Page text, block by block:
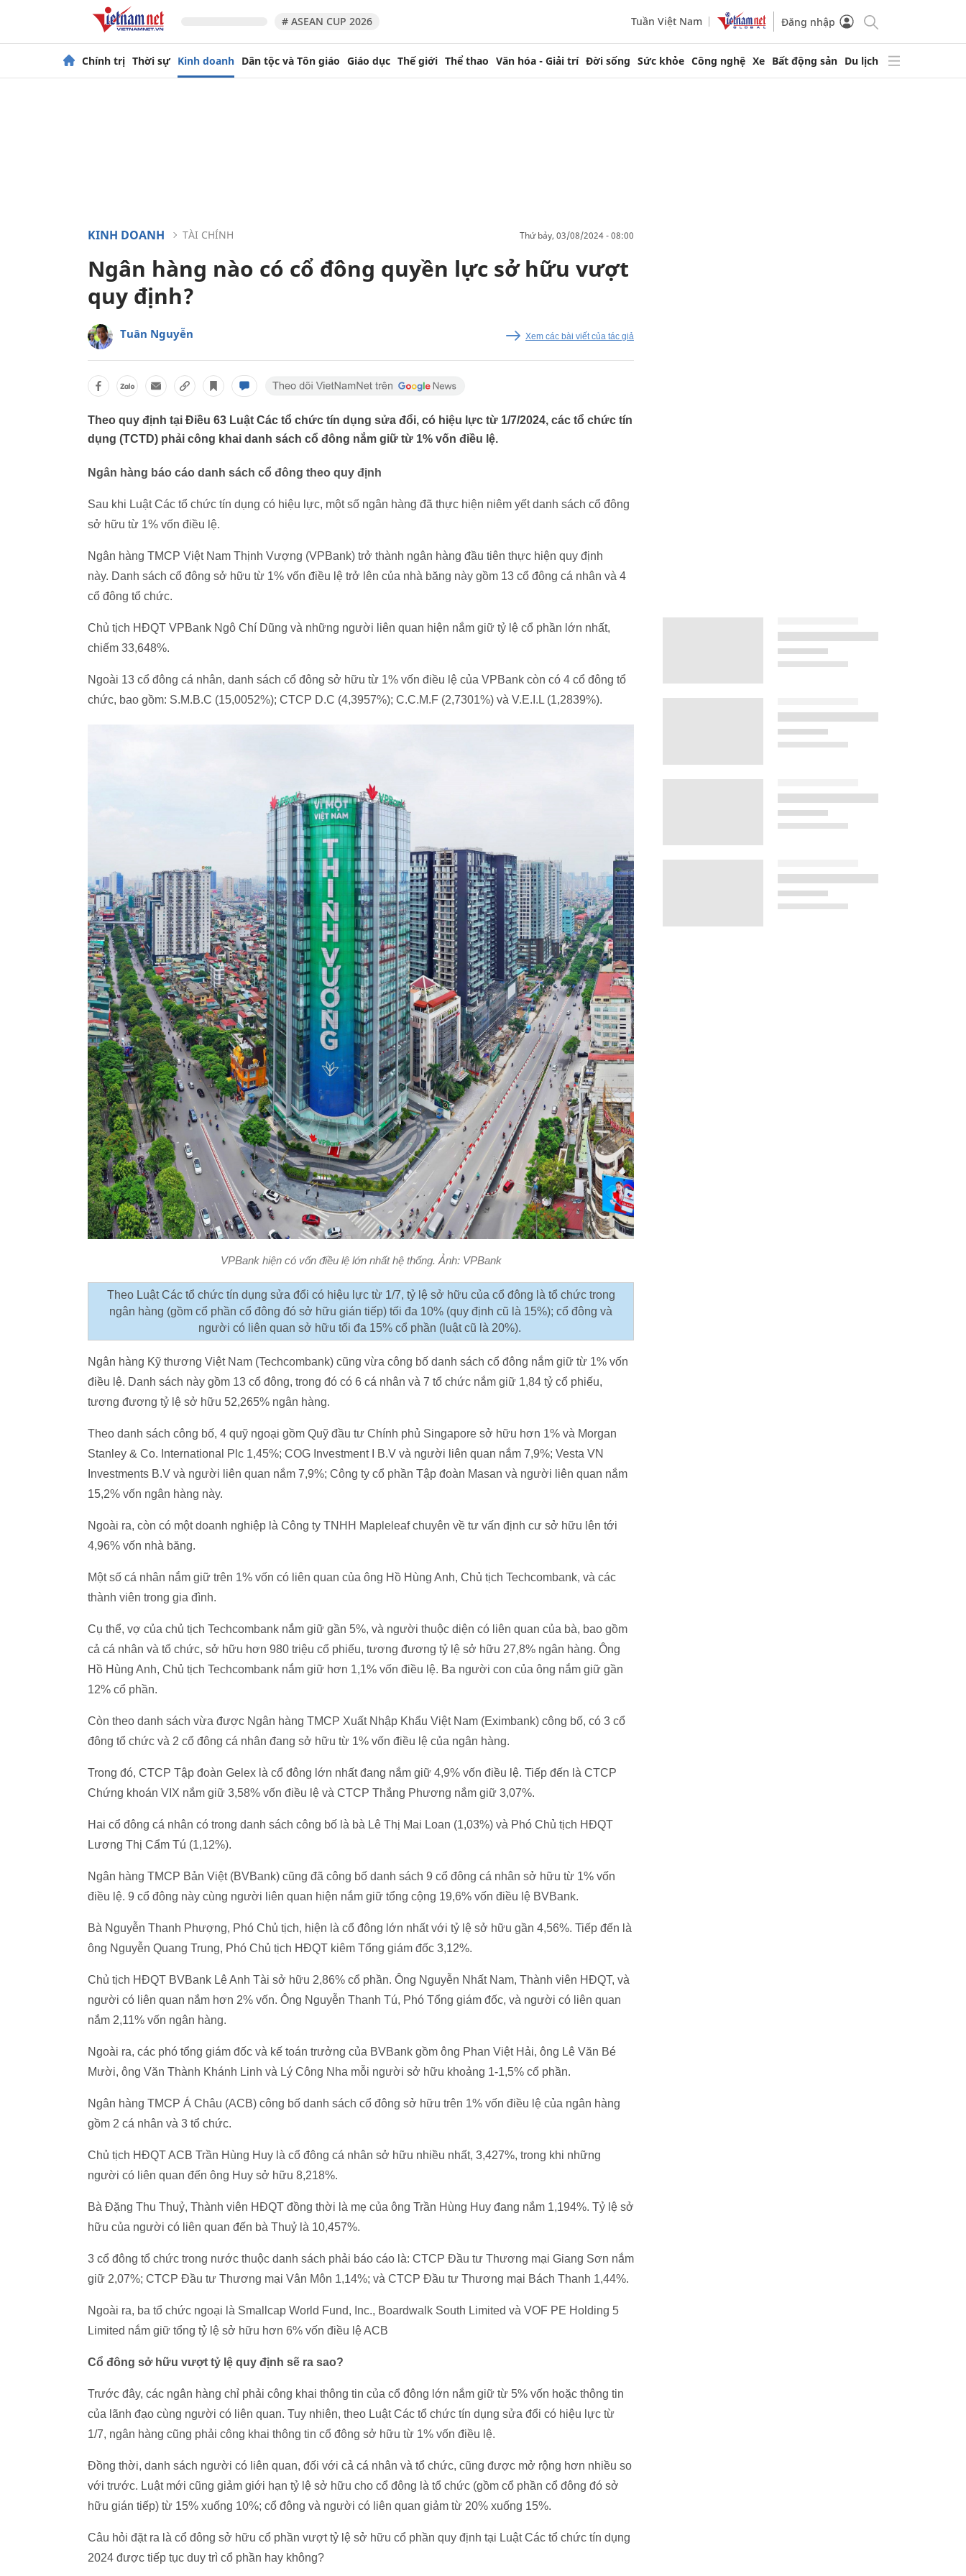
# ASEAN CUP 2026 Tuần Việt Nam Đăng nhập
Chính trị Thời sự Kinh doanh Dân tộc và Tôn giáo Giáo dục Thế giới Thể thao Văn hóa - Giải trí Đời sống Sức khỏe Công nghệ Xe Bất động sản Du lịch
KINH DOANH TÀI CHÍNH thứ bảy, 03/08/2024 - 08:00
Ngân hàng nào có cổ đông quyền lực sở hữu vượt
quy định?
Tuân Nguyễn Xem các bài viết của tác giả
Theo quy định tại Điều 63 Luật Các tổ chức tín dụng sửa đổi, có hiệu lực từ 1/7/2024, các tổ chức tín
dụng (TCTD) phải công khai danh sách cổ đông nắm giữ từ 1% vốn điều lệ.
Ngân hàng báo cáo danh sách cổ đông theo quy định
Sau khi Luật Các tổ chức tín dụng có hiệu lực, một số ngân hàng đã thực hiện niêm yết danh sách cổ đông
sở hữu từ 1% vốn điều lệ.
Ngân hàng TMCP Việt Nam Thịnh Vượng (VPBank) trở thành ngân hàng đầu tiên thực hiện quy định
này. Danh sách cổ đông sở hữu từ 1% vốn điều lệ trở lên của nhà băng này gồm 13 cổ đông cá nhân và 4
cổ đông tổ chức.
Chủ tịch HĐQT VPBank Ngô Chí Dũng và những người liên quan hiện nắm giữ tỷ lệ cổ phần lớn nhất,
chiếm 33,648%.
Ngoài 13 cổ đông cá nhân, danh sách cổ đông sở hữu từ 1% vốn điều lệ của VPBank còn có 4 cổ đông tổ
chức, bao gồm: S.M.B.C (15,0052%); CTCP D.C (4,3957%); C.C.M.F (2,7301%) và V.E.I.L (1,2839%).
VPBank hiện có vốn điều lệ lớn nhất hệ thống. Ảnh: VPBank
Theo Luật Các tổ chức tín dụng sửa đổi có hiệu lực từ 1/7, tỷ lệ sở hữu của cổ đông là tổ chức trong
ngân hàng (gồm cổ phần cổ đông đó sở hữu gián tiếp) tối đa 10% (quy định cũ là 15%); cổ đông và
người có liên quan sở hữu tối đa 15% cổ phần (luật cũ là 20%).
Ngân hàng Kỹ thương Việt Nam (Techcombank) cũng vừa công bố danh sách cổ đông nắm giữ từ 1% vốn
điều lệ. Danh sách này gồm 13 cổ đông, trong đó có 6 cá nhân và 7 tổ chức nắm giữ 1,84 tỷ cổ phiếu,
tương đương tỷ lệ sở hữu 52,265% ngân hàng.
Theo danh sách công bố, 4 quỹ ngoại gồm Quỹ đầu tư Chính phủ Singapore sở hữu hơn 1% và Morgan
Stanley & Co. International Plc 1,45%; COG Investment I B.V và người liên quan nắm 7,9%; Vesta VN
Investments B.V và người liên quan nắm 7,9%; Công ty cổ phần Tập đoàn Masan và người liên quan nắm
15,2% vốn ngân hàng này.
Ngoài ra, còn có một doanh nghiệp là Công ty TNHH Mapleleaf chuyên về tư vấn định cư sở hữu lên tới
4,96% vốn nhà băng.
Một số cá nhân nắm giữ trên 1% vốn có liên quan của ông Hồ Hùng Anh, Chủ tịch Techcombank, và các
thành viên trong gia đình.
Cụ thể, vợ của chủ tịch Techcombank nắm giữ gần 5%, và người thuộc diện có liên quan của bà, bao gồm
cả cá nhân và tổ chức, sở hữu hơn 980 triệu cổ phiếu, tương đương tỷ lệ sở hữu 27,8% ngân hàng. Ông
Hồ Hùng Anh, Chủ tịch Techcombank nắm giữ hơn 1,1% vốn điều lệ. Ba người con của ông nắm giữ gần
12% cổ phần.
Còn theo danh sách vừa được Ngân hàng TMCP Xuất Nhập Khẩu Việt Nam (Eximbank) công bố, có 3 cổ
đông tổ chức và 2 cổ đông cá nhân đang sở hữu từ 1% vốn điều lệ của ngân hàng.
Trong đó, CTCP Tập đoàn Gelex là cổ đông lớn nhất đang nắm giữ 4,9% vốn điều lệ. Tiếp đến là CTCP
Chứng khoán VIX nắm giữ 3,58% vốn điều lệ và CTCP Thắng Phương nắm giữ 3,07%.
Hai cổ đông cá nhân có trong danh sách công bố là bà Lê Thị Mai Loan (1,03%) và Phó Chủ tịch HĐQT
Lương Thị Cẩm Tú (1,12%).
Ngân hàng TMCP Bản Việt (BVBank) cũng đã công bố danh sách 9 cổ đông cá nhân sở hữu từ 1% vốn
điều lệ. 9 cổ đông này cùng người liên quan hiện nắm giữ tổng cộng 19,6% vốn điều lệ BVBank.
Bà Nguyễn Thanh Phượng, Phó Chủ tịch, hiện là cổ đông lớn nhất với tỷ lệ sở hữu gần 4,56%. Tiếp đến là
ông Nguyễn Quang Trung, Phó Chủ tịch HĐQT kiêm Tổng giám đốc 3,12%.
Chủ tịch HĐQT BVBank Lê Anh Tài sở hữu 2,86% cổ phần. Ông Nguyễn Nhất Nam, Thành viên HĐQT, và
người có liên quan nắm hơn 2% vốn. Ông Nguyễn Thanh Tú, Phó Tổng giám đốc, và người có liên quan
nắm 2,11% vốn ngân hàng.
Ngoài ra, các phó tổng giám đốc và kế toán trưởng của BVBank gồm ông Phan Việt Hải, ông Lê Văn Bé
Mười, ông Văn Thành Khánh Linh và Lý Công Nha mỗi người sở hữu khoảng 1-1,5% cổ phần.
Ngân hàng TMCP Á Châu (ACB) công bố danh sách cổ đông sở hữu trên 1% vốn điều lệ của ngân hàng
gồm 2 cá nhân và 3 tổ chức.
Chủ tịch HĐQT ACB Trần Hùng Huy là cổ đông cá nhân sở hữu nhiều nhất, 3,427%, trong khi những
người có liên quan đến ông Huy sở hữu 8,218%.
Bà Đặng Thu Thuỷ, Thành viên HĐQT đồng thời là mẹ của ông Trần Hùng Huy đang nắm 1,194%. Tỷ lệ sở
hữu của người có liên quan đến bà Thuỷ là 10,457%.
3 cổ đông tổ chức trong nước thuộc danh sách phải báo cáo là: CTCP Đầu tư Thương mại Giang Sơn nắm
giữ 2,07%; CTCP Đầu tư Thương mại Vân Môn 1,14%; và CTCP Đầu tư Thương mại Bách Thanh 1,44%.
Ngoài ra, ba tổ chức ngoại là Smallcap World Fund, Inc., Boardwalk South Limited và VOF PE Holding 5
Limited nắm giữ tổng tỷ lệ sở hữu hơn 6% vốn điều lệ ACB
Cổ đông sở hữu vượt tỷ lệ quy định sẽ ra sao?
Trước đây, các ngân hàng chỉ phải công khai thông tin của cổ đông lớn nắm giữ từ 5% vốn hoặc thông tin
của lãnh đạo cùng người có liên quan. Tuy nhiên, theo Luật Các tổ chức tín dụng sửa đổi có hiệu lực từ
1/7, ngân hàng cũng phải công khai thông tin cổ đông sở hữu từ 1% vốn điều lệ.
Đồng thời, danh sách người có liên quan, đối với cả cá nhân và tổ chức, cũng được mở rộng hơn nhiều so
với trước. Luật mới cũng giảm giới hạn tỷ lệ sở hữu cho cổ đông là tổ chức (gồm cổ phần cổ đông đó sở
hữu gián tiếp) từ 15% xuống 10%; cổ đông và người có liên quan giảm từ 20% xuống 15%.
Câu hỏi đặt ra là cổ đông sở hữu cổ phần vượt tỷ lệ sở hữu cổ phần quy định tại Luật Các tổ chức tín dụng
2024 được tiếp tục duy trì cổ phần hay không?